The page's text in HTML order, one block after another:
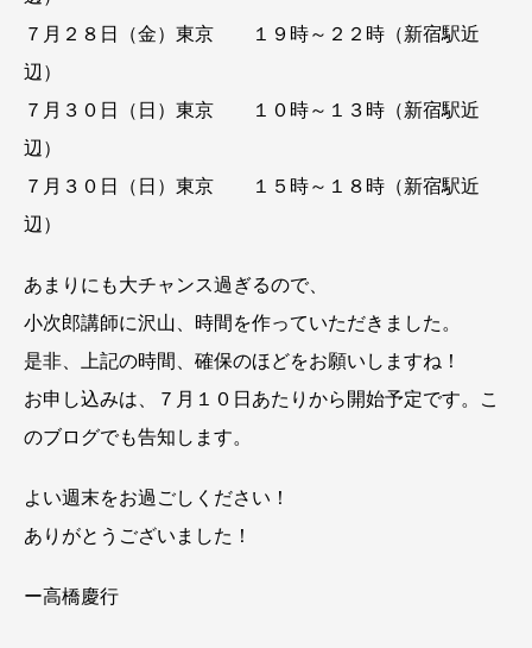
７月２８日（金）東京 １９時～２２時（新宿駅近
辺）
７月３０日（日）東京 １０時～１３時（新宿駅近
辺）
７月３０日（日）東京 １５時～１８時（新宿駅近
辺）
あまりにも大チャンス過ぎるので、
小次郎講師に沢山、時間を作っていただきました。
是非、上記の時間、確保のほどをお願いしますね！
お申し込みは、７月１０日あたりから開始予定です。こ
のブログでも告知します。
よい週末をお過ごしください！
ありがとうございました！
ー高橋慶行